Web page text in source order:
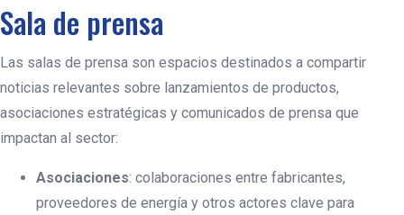
Sala de prensa
Las salas de prensa son espacios destinados a compartir
noticias relevantes sobre lanzamientos de productos,
asociaciones estratégicas y comunicados de prensa que
impactan al sector:
Asociaciones: colaboraciones entre fabricantes,
proveedores de energía y otros actores clave para